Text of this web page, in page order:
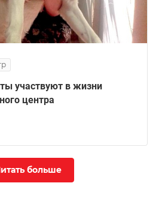
участвуют в жизни
центра
больше